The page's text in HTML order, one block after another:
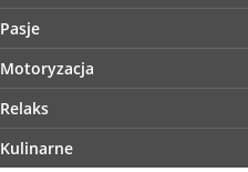
Pasje
Motoryzacja
Relaks
Kulinarne